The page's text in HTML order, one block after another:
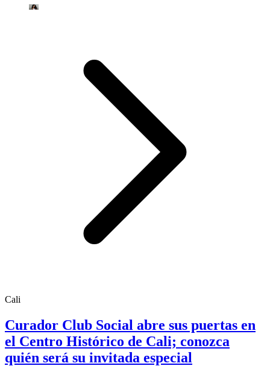
Cali
Curador Club Social abre sus puertas en
el Centro Histórico de Cali; conozca
quién será su invitada especial